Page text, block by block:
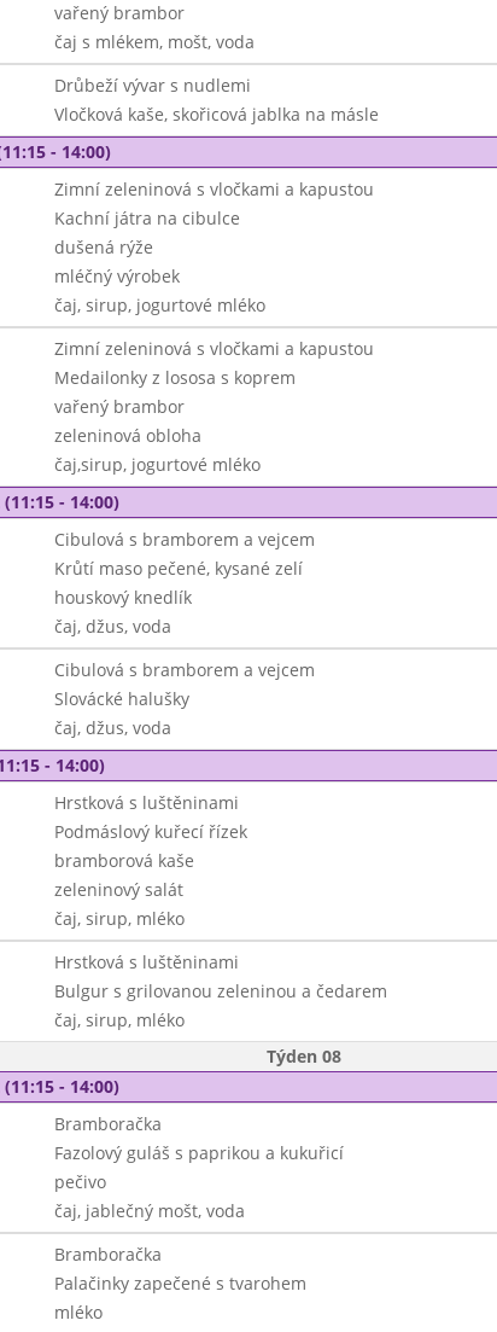
vařený brambor
čaj s mlékem, mošt, voda
Drůbeží vývar s nudlemi
Vločková kaše, skořicová jablka na másle
- 14:00)
Zimní zeleninová s vločkami a kapustou
Kachní játra na cibulce
dušená rýže
mléčný výrobek
čaj, sirup, jogurtové mléko
Zimní zeleninová s vločkami a kapustou
Medailonky z lososa s koprem
vařený brambor
zeleninová obloha
čaj,sirup, jogurtové mléko
- 14:00)
Cibulová s bramborem a vejcem
Krůtí maso pečené, kysané zelí
houskový knedlík
čaj, džus, voda
Cibulová s bramborem a vejcem
Slovácké halušky
čaj, džus, voda
- 14:00)
Hrstková s luštěninami
Podmáslový kuřecí řízek
bramborová kaše
zeleninový salát
čaj, sirup, mléko
Hrstková s luštěninami
Bulgur s grilovanou zeleninou a čedarem
čaj, sirup, mléko
Týden 08
- 14:00)
Bramboračka
Fazolový guláš s paprikou a kukuřicí
pečivo
čaj, jablečný mošt, voda
Bramboračka
Palačinky zapečené s tvarohem
mléko